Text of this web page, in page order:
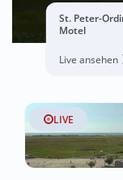
St. Peter-
Motel
Live ansehen
LIVE